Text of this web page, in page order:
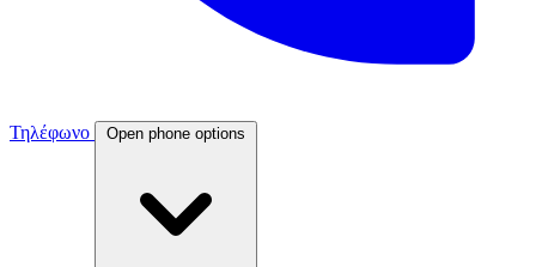
Τηλέφωνο Open phone options